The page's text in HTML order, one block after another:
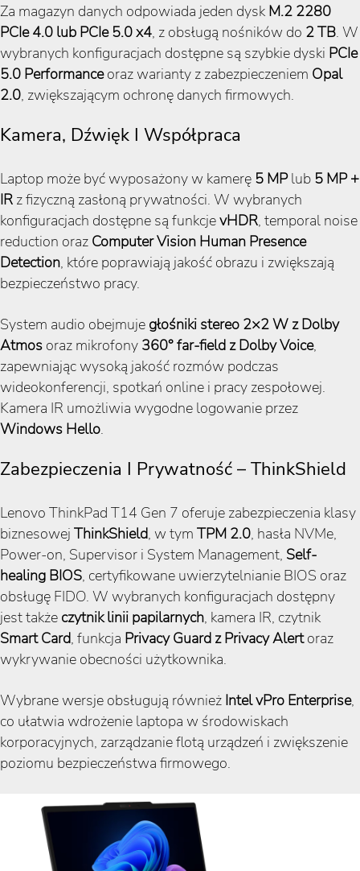
Za magazyn danych odpowiada jeden dysk M.2 2280
PCIe 4.0 lub PCIe 5.0 x4, z obsługą nośników do 2 TB. W
wybranych konfiguracjach dostępne są szybkie dyski PCIe
5.0 Performanceoraz warianty z zabezpieczeniem Opal
2.0, zwiększającym ochronę danych firmowych.
Kamera, Dźwięk I Współpraca
Laptop może być wyposażony w kamerę 5 MPlub 5 MP +
IR z fizyczną zasłoną prywatności. W wybranych
konfiguracjach dostępne są funkcjevHDR, temporal noise
reduction oraz Computer Vision Human Presence
Detection, które poprawiają jakość obrazu i zwiększają
bezpieczeństwo pracy.
System audio obejmuje głośniki stereo 2×2 W z Dolby
Atmos oraz mikrofony 360° far-field z Dolby Voice,
zapewniając wysoką jakość rozmów podczas
wideokonferencji, spotkań online i pracy zespołowej.
Kamera IR umożliwia wygodne logowanie przez
Windows Hello.
Zabezpieczenia I Prywatność – ThinkShield
Lenovo ThinkPad T14 Gen 7 oferuje zabezpieczenia klasy
biznesowej ThinkShield, w tym TPM 2.0, hasła NVMe,
Power-on, Supervisor i System Management, Self-
healing BIOS, certyfikowane uwierzytelnianie BIOS oraz
obsługę FIDO. W wybranych konfiguracjach dostępny
jest także czytnik linii papilarnych, kamera IR, czytnik
Smart Card, funkcja Privacy Guard z Privacy Alertoraz
wykrywanie obecności użytkownika.
Wybrane wersje obsługują również Intel vPro Enterprise,
co ułatwia wdrożenie laptopa w środowiskach
korporacyjnych, zarządzanie flotą urządzeń i zwiększenie
poziomu bezpieczeństwa firmowego.